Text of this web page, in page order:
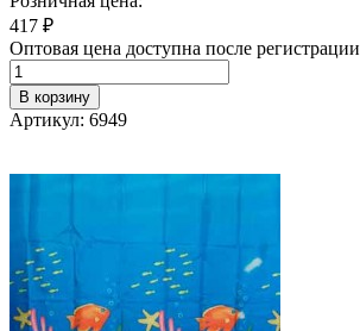
417 ₽
Оптовая цена доступна после регистрации
В корзину
Артикул: 6949